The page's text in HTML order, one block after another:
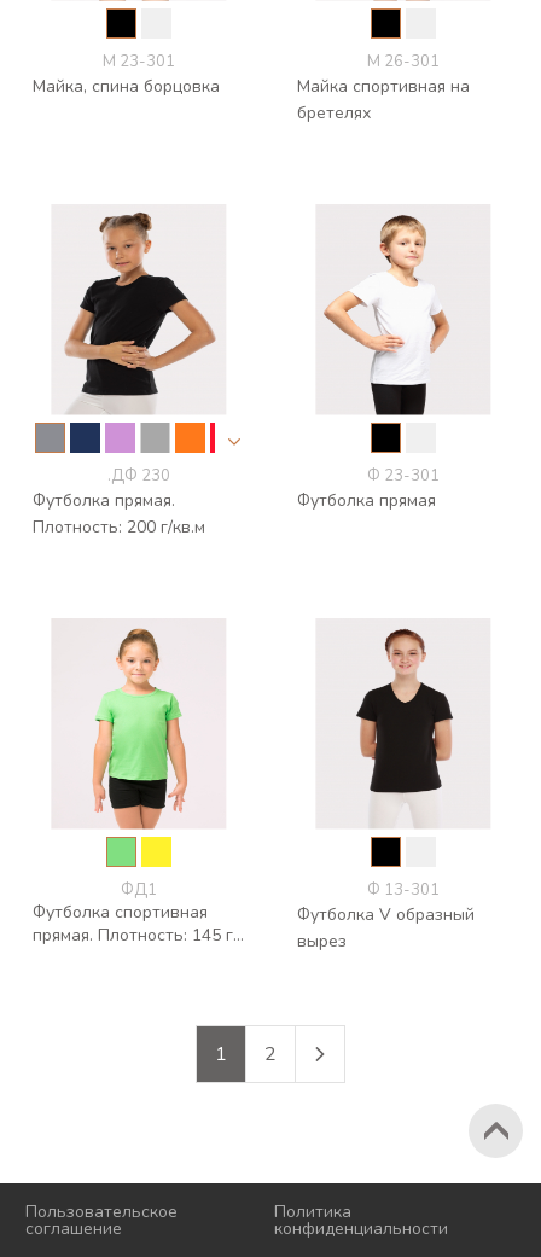
М 23-301
Майка, спина борцовка
М 26-301
Майка спортивная на
бретелях
.ДФ 230
Футболка прямая.
Плотность: 200 г/кв.м
Ф 23-301
Футболка прямая
ФД1
Футболка спортивная
прямая. Плотность: 145 г/
Ф 13-301
Футболка V образный
вырез
1 2
Пользовательское
соглашение
Политика
конфиденциальности